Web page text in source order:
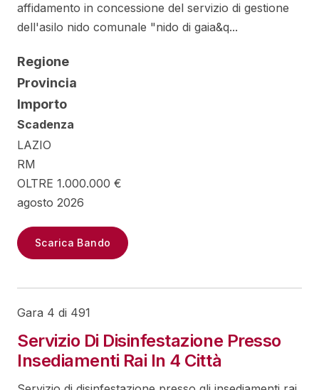
affidamento in concessione del servizio di gestione
dell'asilo nido comunale "nido di gaia&q...
Regione
Provincia
Importo
Scadenza
LAZIO
RM
OLTRE 1.000.000 €
agosto 2026
Scarica Bando
Gara 4 di 491
Servizio Di Disinfestazione Presso
Insediamenti Rai In 4 Città